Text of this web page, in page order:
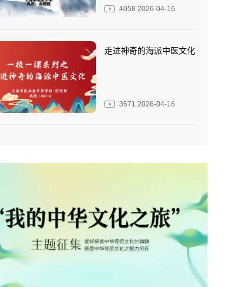
4058 2026-04-16
走进神奇的海派中医文化
3671 2026-04-16